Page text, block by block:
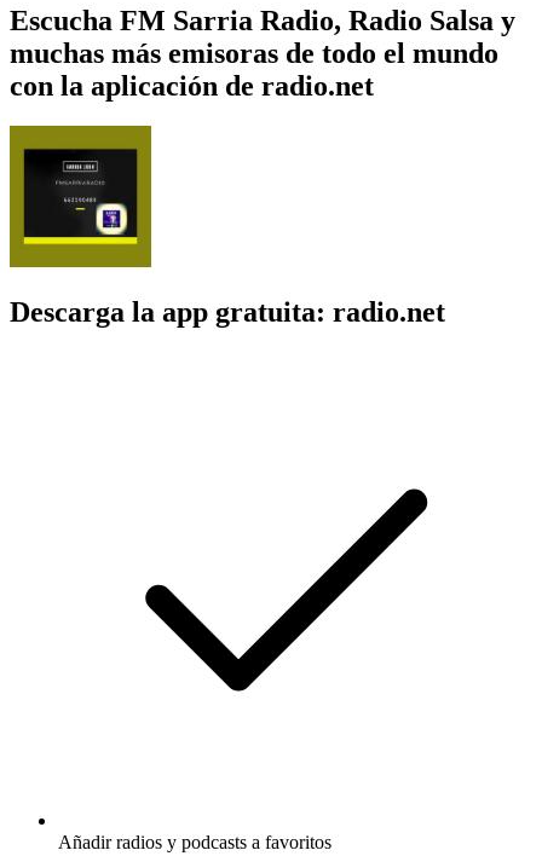
Escucha FM Sarria Radio, Radio Salsa y
muchas más emisoras de todo el mundo
con la aplicación de radio.net
Descarga la app gratuita: radio.net
Añadir radios y podcasts a favoritos